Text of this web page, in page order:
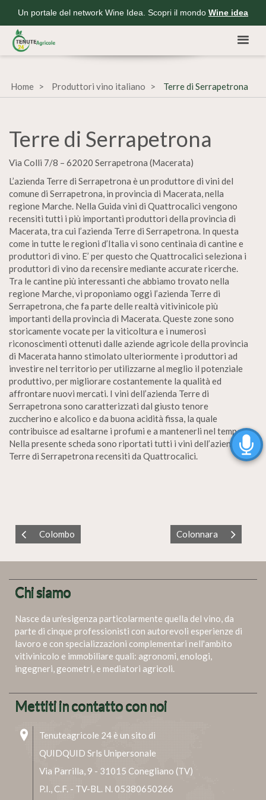
Un portale del network Wine Idea. Scopri il mondo Wine idea
Home Produttori vino italiano Terre di Serrapetrona
Terre di Serrapetrona
Via Colli 7/8 – 62020 Serrapetrona (Macerata)
L’azienda Terre di Serrapetrona è un produttore di vini del
comune di Serrapetrona, in provincia di Macerata, nella
regione Marche. Nella Guida vini di Quattrocalici vengono
recensiti tutti i più importanti produttori della provincia di
Macerata, tra cui l’azienda Terre di Serrapetrona. In questa
come in tutte le regioni d’Italia vi sono centinaia di cantine e
produttori di vino. E’ per questo che Quattrocalici seleziona i
produttori di vino da recensire mediante accurate ricerche.
Tra le cantine più interessanti che abbiamo trovato nella
regione Marche, vi proponiamo oggi l’azienda Terre di
Serrapetrona, che fa parte delle realtà vitivinicole più
importanti della provincia di Macerata. Queste zone sono
storicamente vocate per la viticoltura e i numerosi
riconoscimenti ottenuti dalle aziende agricole della provincia
di Macerata hanno stimolato ulteriormente i produttori ad
investire nel territorio per utilizzarne al meglio il potenziale
produttivo, per migliorare costantemente la qualità ed
affrontare nuovi mercati. I vini dell’azienda Terre di
Serrapetrona sono caratterizzati dal giusto tenore
zuccherino e alcolico e da buona acidità fissa, la quale
contribuisce ad esaltarne i profumi e a mantenerli nel tempo.
Nella presente scheda sono riportati tutti i vini dell’azienda
Terre di Serrapetrona recensiti da Quattrocalici.
Colombo Colonnara
Chi siamo
Nasce da un'esigenza particolarmente quella del vino, da
parte di cinque professionisti con autorevoli esperienze di
lavoro e con specializzazioni complementari nell'ambito
vitivinicolo e immobiliare quali: agronomi, enologi,
ingegneri, geometri, e mediatori agricoli.
Mettiti in contatto con noi
Tenuteagricole 24 è un sito di
QUIDQUID Srls Unipersonale
Via Parrilla, 9 - 31015 Conegliano (TV)
P.I., C.F. - TV-BL. N. 05380650266